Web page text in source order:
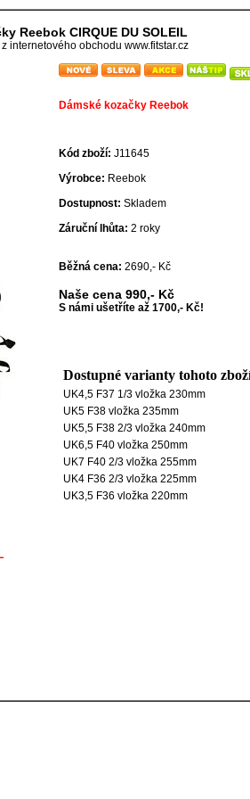
Reebok CIRQUE DU SOLEIL
internetového obchodu www.fitstar.cz
Dámské kozačky Reebok
Kód zboží: J11645
Výrobce: Reebok
Dostupnost: Skladem
Záruční lhůta: 2 roky
Běžná cena: 2690,- Kč
Naše cena 990,- Kč
S námi ušetříte až 1700,- Kč!
Dostupné varianty tohoto
UK4,5 F37 1/3 vložka 230mm
UK5 F38 vložka 235mm
UK5,5 F38 2/3 vložka 240mm
UK6,5 F40 vložka 250mm
UK7 F40 2/3 vložka 255mm
UK4 F36 2/3 vložka 225mm
UK3,5 F36 vložka 220mm